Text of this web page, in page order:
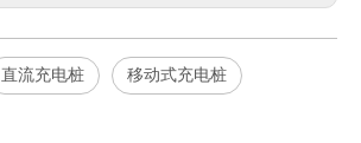
直流充电桩 移动式充电桩